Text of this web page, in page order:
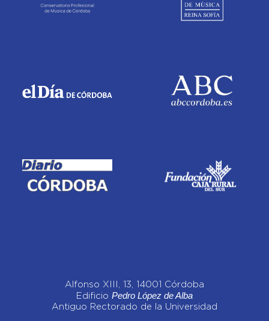
Alfonso XIII, 13, 14001 Córdoba
Edificio Pedro López de Alba
Antiguo Rectorado de la Universidad